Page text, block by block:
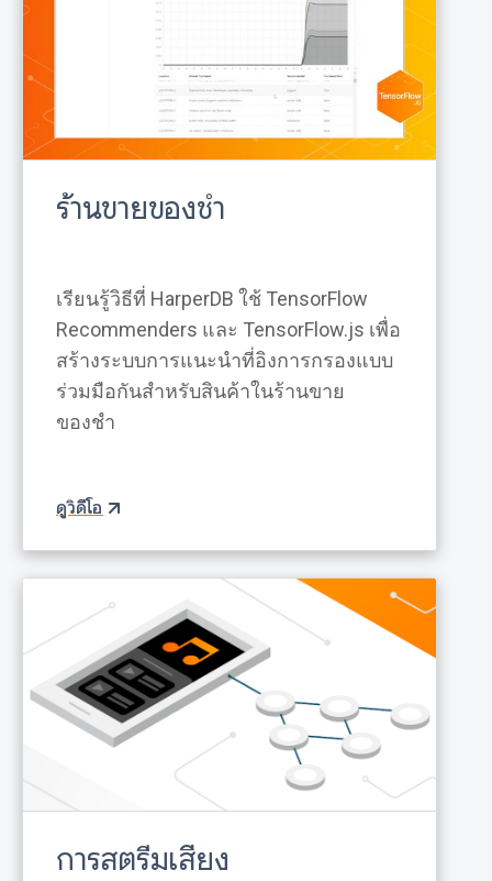
ร้านขายของชำ
เรียนรู้วิธีที่ HarperDB ใช้ TensorFlow
Recommenders และ TensorFlow.js เพื่อ
สร้างระบบการแนะนำที่อิงการกรองแบบ
ร่วมมือกันสำหรับสินค้าในร้านขาย
ของชำ
ดูวิดีโอ
การสตรีมเสียง